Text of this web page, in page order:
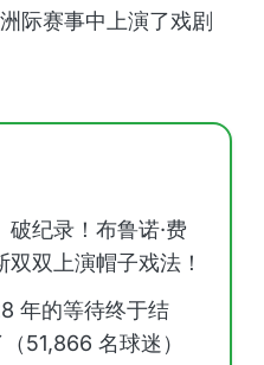
际赛事中上演了戏剧
破纪录！布鲁诺·费
双双上演帽子戏法！
年的等待终于结
51,866 名球迷）